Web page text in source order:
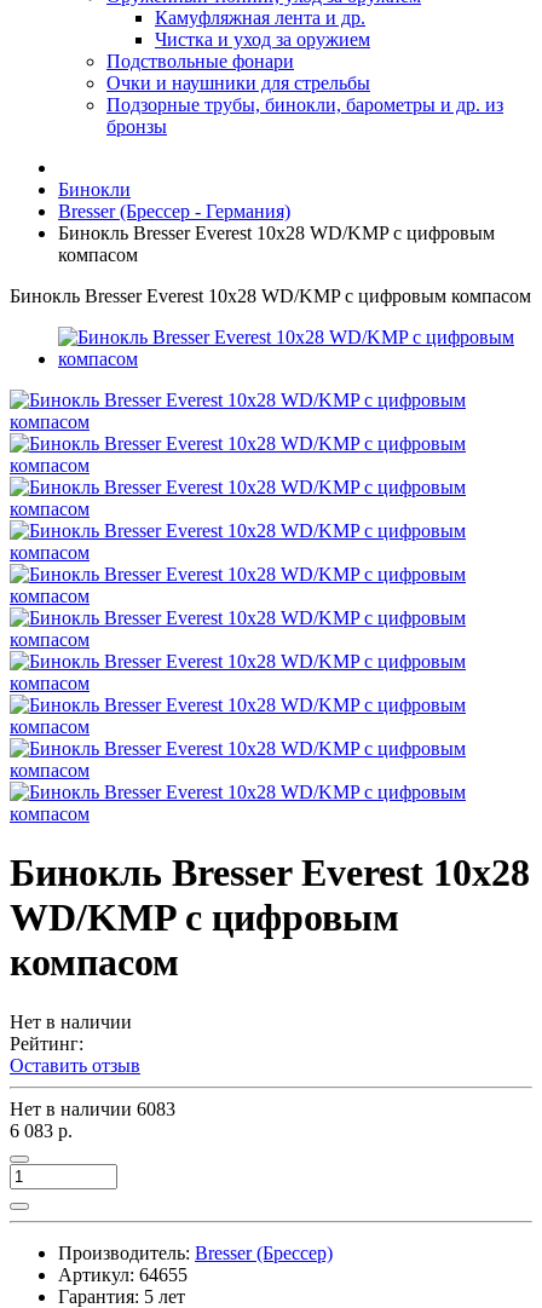
Камуфляжная лента и др.
Чистка и уход за оружием
Подствольные фонари
Очки и наушники для стрельбы
Подзорные трубы, бинокли, барометры и др. из
бронзы
Бинокли
Bresser (Брессер - Германия)
Бинокль Bresser Everest 10x28 WD/KMP с цифровым
компасом
Бинокль Bresser Everest 10x28 WD/KMP с цифровым компасом
Бинокль Bresser Everest 10x28
WD/KMP с цифровым
компасом
Нет в наличии
Рейтинг:
Оставить отзыв
Нет в наличии 6083
6 083 р.
Производитель: Bresser (Брессер)
Артикул: 64655
Гарантия: 5 лет